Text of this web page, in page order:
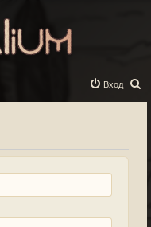
о
Вход